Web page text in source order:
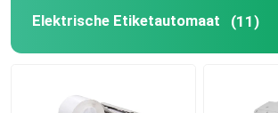
automatische bandautomaat
Elektrische Etiketautomaat
Elektrische Etiketautomaat (11)